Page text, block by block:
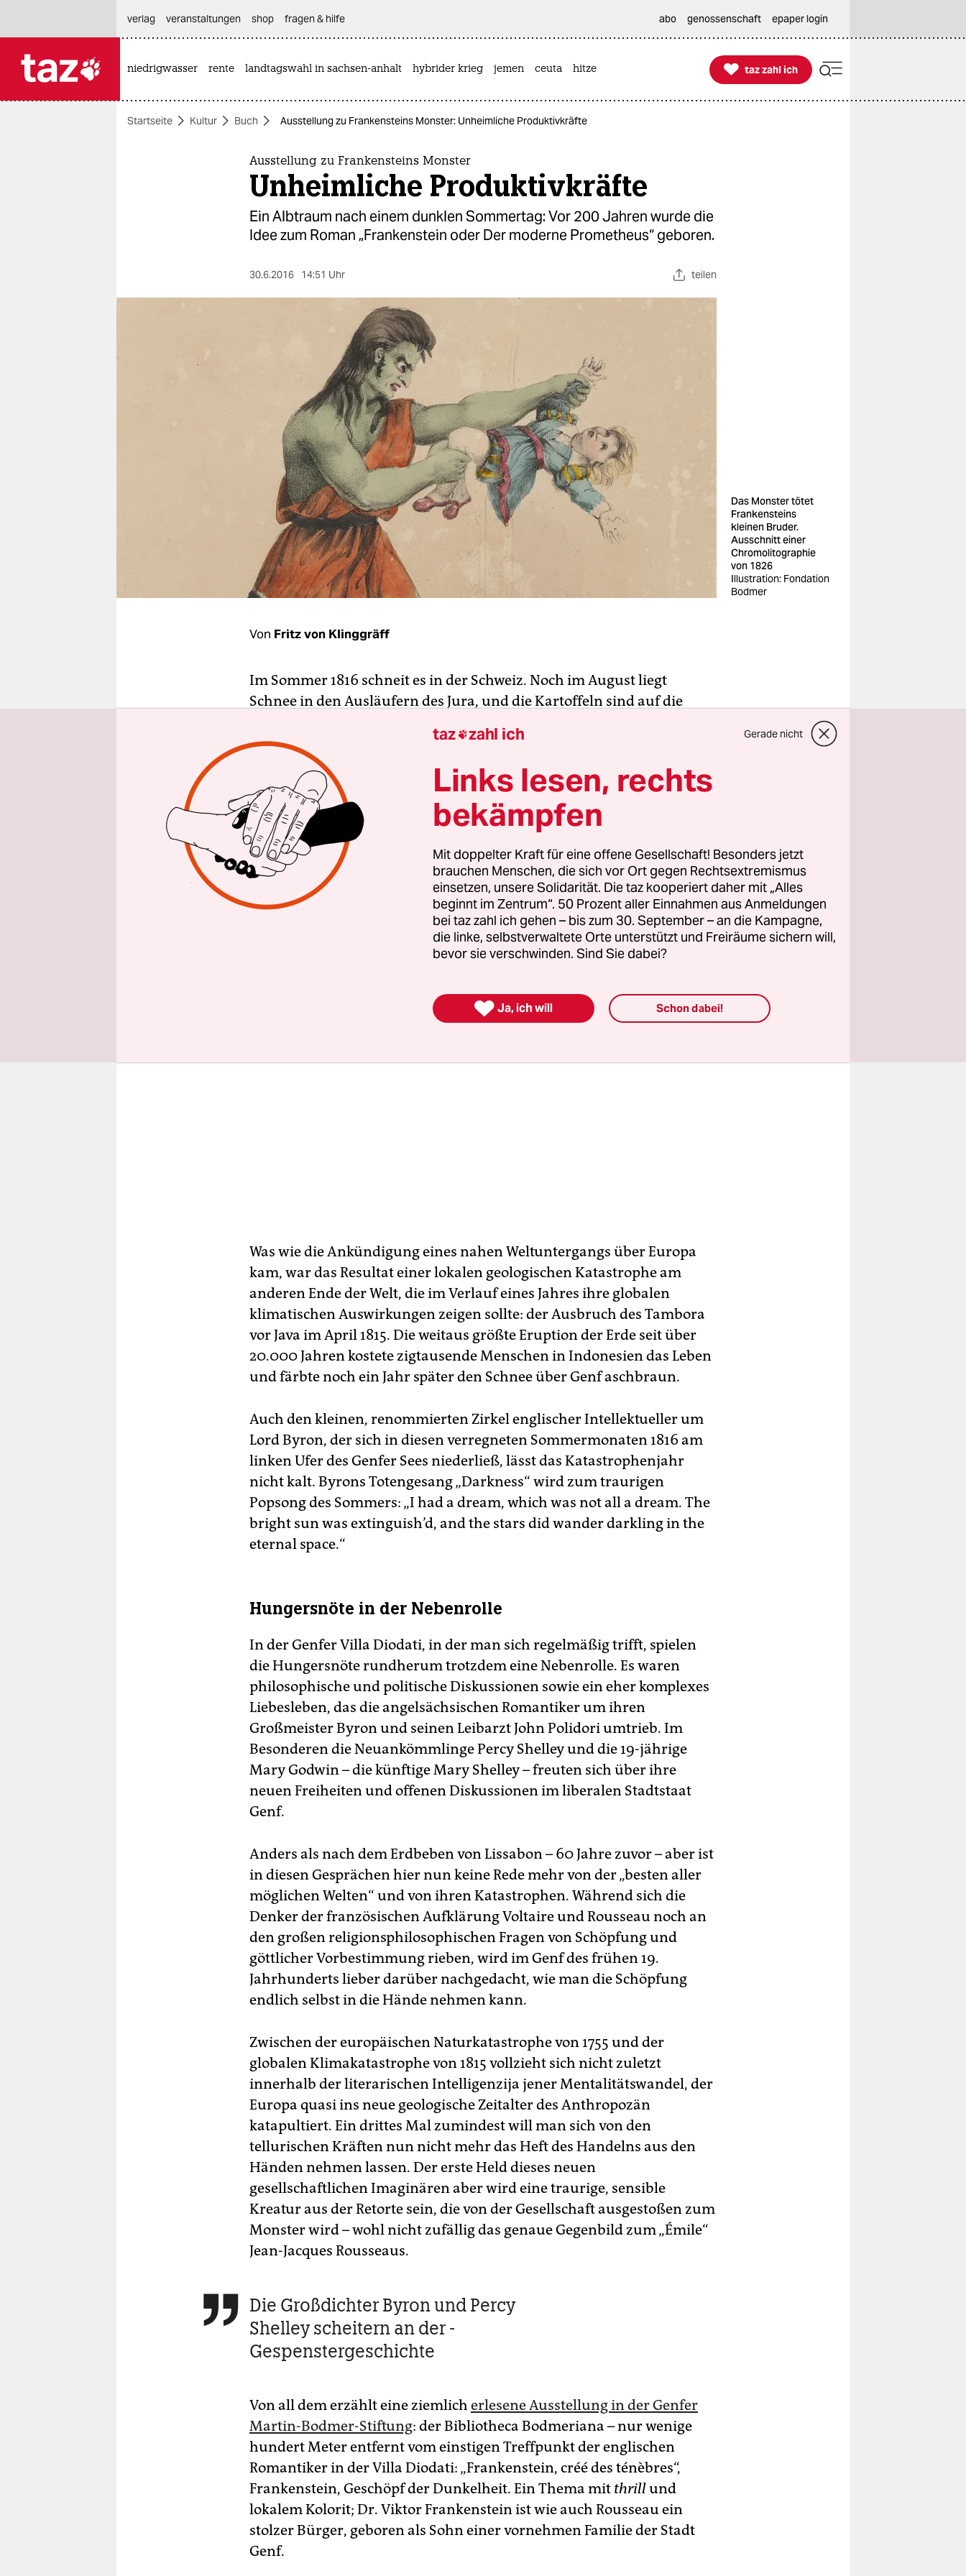
themen
verlag
veranstaltungen shop fragen & hilfe abo genossenschaft epaper login
niedrigwasser rente landtagswahl in sachsen-anhalt hybrider krieg jemen ceuta hitze 
taz zahl ich
taz zahl ich
Startseite Kultur Buch Ausstellung zu Frankensteins Monster: Unheimliche Produktivkräfte
Ausstellung zu Frankensteins Monster
Unheimliche Produktivkräfte
Ein Albtraum nach einem dunklen Sommertag: Vor 200 Jahren wurde die
Idee zum Roman „Frankenstein oder Der moderne Prometheus“ geboren.
30.6.2016 14:51 Uhr teilen
Das Monster tötet
Frankensteins
kleinen Bruder.
Ausschnitt einer
Chromolitographie
von 1826
Illustration: Fondation
Bodmer
Von Fritz von Klinggräff
Im Sommer 1816 schneit es in der Schweiz. Noch im August liegt
Schnee in den Ausläufern des Jura, und die Kartoffeln sind auf die
Mitteleuropa leidet unter einer extremen Hungersnot, und die
Sterblichkeitsrate steigt rapide.
Europa im Jahr eins nach dem Wiener Kongress soll sich als „Jahr ohne
Sommer“ in die Annalen der frisch restaurierten Königreiche und
Herzogtümer einschreiben, und in der Schweiz herrscht ein
klimatischer Ausnahmezustand, der alle langfristigen Zyklen und
mittelfristigen Entscheidungsprozesse zu durchkreuzen scheint. Der
Rhein und die Rhône treten mitten im Sommer über die Ufer, ganze
Regionen stehen unter Wasser, und nur die Apokalytiker feiern mit
frisch aufgelegten Manifesten fröhliche Konjunktur.
Was wie die Ankündigung eines nahen Weltuntergangs über Europa
kam, war das Resultat einer lokalen geologischen Katastrophe am
anderen Ende der Welt, die im Verlauf eines Jahres ihre globalen
klimatischen Auswirkungen zeigen sollte: der Ausbruch des Tambora
vor Java im April 1815. Die weitaus größte Eruption der Erde seit über
20.000 Jahren kostete zigtausende Menschen in Indonesien das Leben
und färbte noch ein Jahr später den Schnee über Genf aschbraun.
Auch den kleinen, renommierten Zirkel englischer Intellektueller um
Lord Byron, der sich in diesen verregneten Sommermonaten 1816 am
linken Ufer des Genfer Sees niederließ, lässt das Katastrophenjahr
nicht kalt. Byrons Totengesang „Darkness“ wird zum traurigen
Popsong des Sommers: „I had a dream, which was not all a dream. The
bright sun was extinguish’d, and the stars did wander darkling in the
eternal space.“
Hungersnöte in der Nebenrolle
In der Genfer Villa Diodati, in der man sich regelmäßig trifft, spielen
die Hungersnöte rundherum trotzdem eine Nebenrolle. Es waren
philosophische und politische Diskussionen sowie ein eher komplexes
Liebesleben, das die angelsächsischen Romantiker um ihren
Großmeister Byron und seinen Leibarzt John Polidori umtrieb. Im
Besonderen die Neuankömmlinge Percy Shelley und die 19-jährige
Mary Godwin – die künftige Mary Shelley – freuten sich über ihre
neuen Freiheiten und offenen Diskussionen im liberalen Stadtstaat
Genf.
Anders als nach dem Erdbeben von Lissabon – 60 Jahre zuvor – aber ist
in diesen Gesprächen hier nun keine Rede mehr von der „besten aller
möglichen Welten“ und von ihren Katastrophen. Während sich die
Denker der französischen Aufklärung Voltaire und Rousseau noch an
den großen religionsphilosophischen Fragen von Schöpfung und
göttlicher Vorbestimmung rieben, wird im Genf des frühen 19.
Jahrhunderts lieber darüber nachgedacht, wie man die Schöpfung
endlich selbst in die Hände nehmen kann.
Zwischen der europäischen Naturkatastrophe von 1755 und der
globalen Klimakatastrophe von 1815 vollzieht sich nicht zuletzt
innerhalb der literarischen Intelligenzija jener Mentalitätswandel, der
Europa quasi ins neue geologische Zeitalter des Anthropozän
katapultiert. Ein drittes Mal zumindest will man sich von den
tellurischen Kräften nun nicht mehr das Heft des Handelns aus den
Händen nehmen lassen. Der erste Held dieses neuen
gesellschaftlichen Imaginären aber wird eine traurige, sensible
Kreatur aus der Retorte sein, die von der Gesellschaft ausgestoßen zum
Monster wird – wohl nicht zufällig das genaue Gegenbild zum „Émile“
Jean-Jacques Rousseaus.
 Die Großdichter Byron und Percy
Shelley scheitern an der ­
Gespenstergeschichte
Von all dem erzählt eine ziemlich erlesene Ausstellung in der Genfer
Martin-Bodmer-Stiftung: der Bibliotheca Bodmeriana – nur wenige
hundert Meter entfernt vom einstigen Treffpunkt der englischen
Romantiker in der Villa Diodati: „Frankenstein, créé des ténèbres“,
Frankenstein, Geschöpf der Dunkelheit. Ein Thema mit thrillund
lokalem Kolorit; Dr. Viktor Frankenstein ist wie auch Rousseau ein
stolzer Bürger, geboren als Sohn einer vornehmen Familie der Stadt
Genf.
taz zahl ich Gerade nicht
Links lesen, rechts
bekämpfen
Mit doppelter Kraft für eine offene Gesellschaft! Besonders jetzt
brauchen Menschen, die sich vor Ort gegen Rechtsextremismus
einsetzen, unsere Solidarität. Die taz kooperiert daher mit „Alles
beginnt im Zentrum“. 50 Prozent aller Einnahmen aus Anmeldungen
bei taz zahl ich gehen – bis zum 30. September – an die Kampagne,
die linke, selbstverwaltete Orte unterstützt und Freiräume sichern will,
bevor sie verschwinden. Sind Sie dabei?
 Ja, ich will Schon dabei!